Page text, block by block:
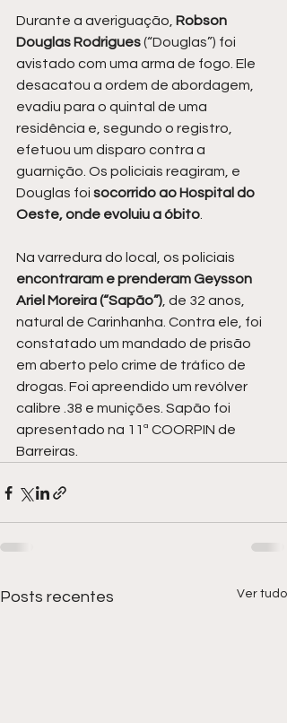
Durante a averiguação, Robson
Douglas Rodrigues (“Douglas”) foi
avistado com uma arma de fogo. Ele
desacatou a ordem de abordagem,
evadiu para o quintal de uma
residência e, segundo o registro,
efetuou um disparo contra a
guarnição. Os policiais reagiram, e
Douglas foi socorrido ao Hospital do
Oeste, onde evoluiu a óbito
Na varredura do local, os policiais
encontraram e prenderam Geysson
Ariel Moreira (“Sapão”) , de 32 anos,
natural de Carinhanha. Contra ele, foi
constatado um mandado de prisão
em aberto pelo crime de tráfico de
drogas. Foi apreendido um revólver
calibre .38 e munições. Sapão foi
apresentado na 11ª COORPIN de
Barreiras.
Posts recentes Ver tudo